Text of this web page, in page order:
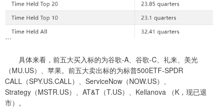
具体来看，前五大买入标的为谷歌-A、谷歌-C、礼来、美光
（MU.US）、苹果。前五大卖出标的为标普500ETF-SPDR
CALL（SPY.US.CALL）、ServiceNow（NOW.US）、
Strategy（MSTR.US）、AT&T（T.US）、Kellanova （K，现已退
市）。